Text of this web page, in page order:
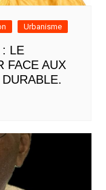
Urbanisme
: LE
FACE AUX